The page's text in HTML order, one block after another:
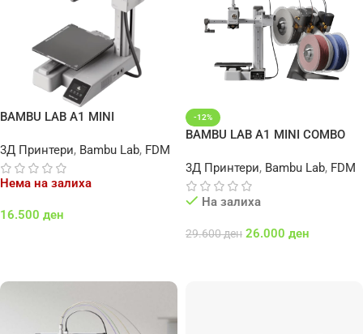
BAMBU LAB A1 MINI
3Д Принтери, Bambu Lab, FDM
Нема на залиха
16.500 ден
-12%
BAMBU LAB A1 MINI COMBO
3Д Принтери, Bambu Lab, FDM
На залиха
29.600ден 26.000 ден